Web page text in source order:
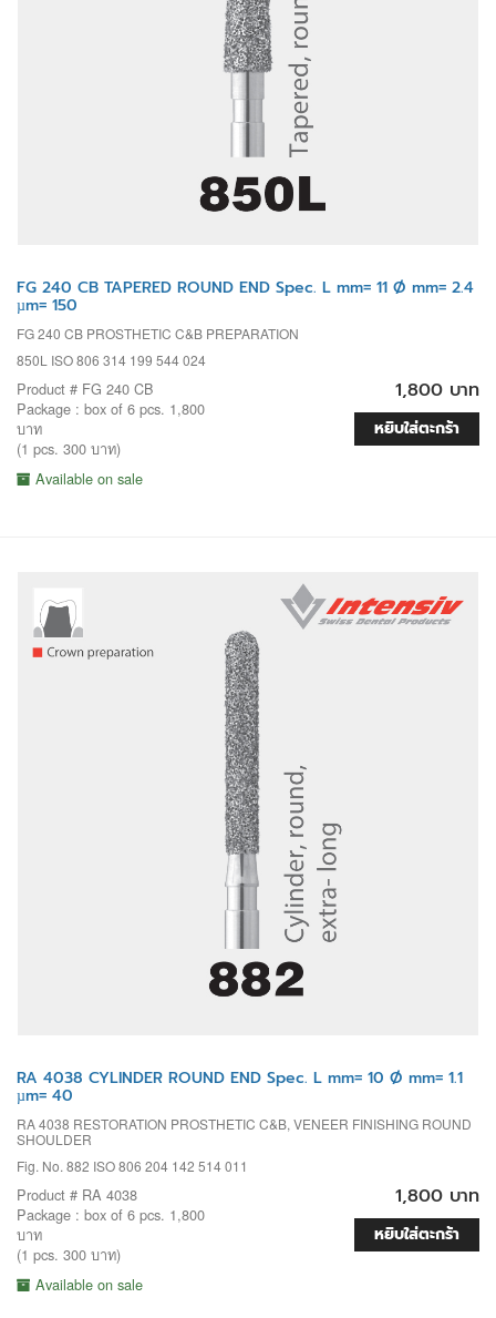
FG 240 CB TAPERED ROUND END Spec. L mm= 11 Ø mm= 2.4
µm= 150
FG 240 CB PROSTHETIC C&B PREPARATION
850L ISO 806 314 199 544 024
Product # FG 240 CB
Package : box of 6 pcs. 1,800
บาท
(1 pcs. 300 บาท)
Available on sale
1,800 บาท
หยิบใส่ตะกร้า
RA 4038 CYLINDER ROUND END Spec. L mm= 10 Ø mm= 1.1
µm= 40
RA 4038 RESTORATION PROSTHETIC C&B, VENEER FINISHING ROUND
SHOULDER
Fig. No. 882 ISO 806 204 142 514 011
Product # RA 4038
Package : box of 6 pcs. 1,800
บาท
(1 pcs. 300 บาท)
Available on sale
1,800 บาท
หยิบใส่ตะกร้า